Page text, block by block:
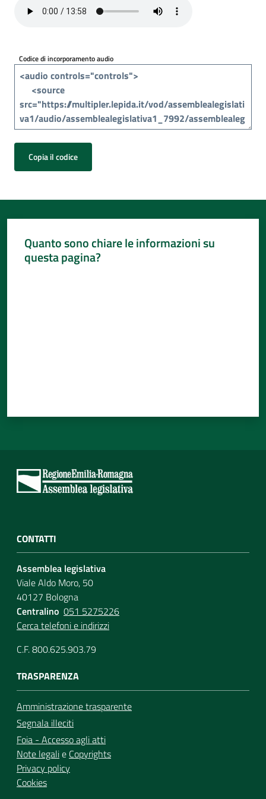
Per
cittadini
Codice di incorporamento audio
Copia il codice
Quanto sono chiare le informazioni su
questa pagina?
CONTATTI
Assemblea legislativa
Viale Aldo Moro, 50
40127 Bologna
Centralino 051 5275226
Cerca telefoni e indirizzi
C.F. 800.625.903.79
TRASPARENZA
Amministrazione trasparente
Segnala illeciti
Foia - Accesso agli atti
Note legalie Copyrights
Privacy policy
Cookies